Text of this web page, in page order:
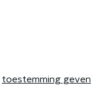
toestemming geven